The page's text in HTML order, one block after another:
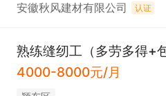
安徽秋风建材有限公司 认证
熟练缝纫工（多劳多得+
4000-8000元/月